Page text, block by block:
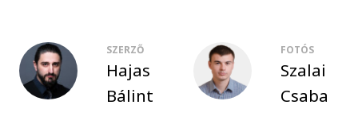
SZERZŐ
Hajas
Bálint
FOTÓS
Szalai
Csaba